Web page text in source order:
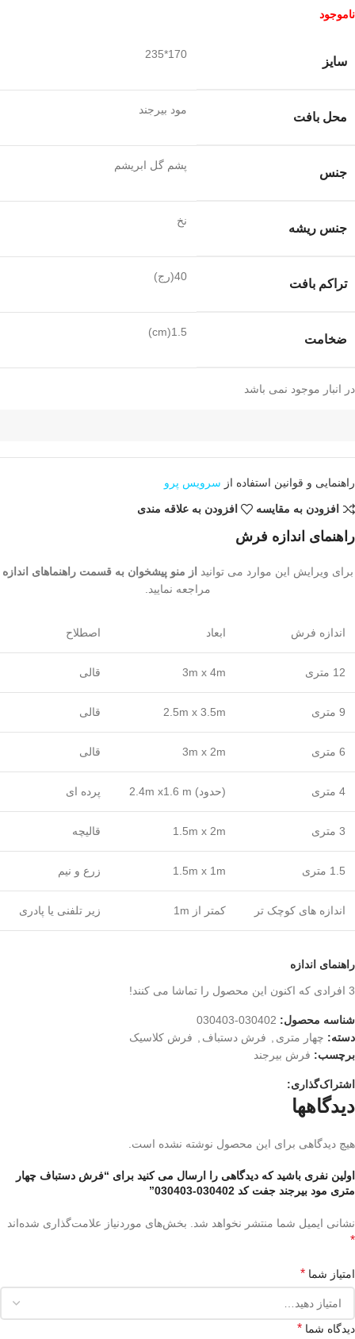
ناموجود
سایز
170*235
محل بافت
مود بیرجند
جنس
پشم گل ابریشم
جنس ریشه
نخ
تراکم بافت
40(رج)
ضخامت
1.5(cm)
در انبار موجود نمی باشد
راهنمایی و قوانین استفاده از سرویس پرو
افزودن به مقایسه افزودن به علاقه مندی
راهنمای اندازه فرش
برای ویرایش این موارد می توانید از منو پیشخوان به قسمت راهنماهای اندازه
مراجعه نمایید.
اندازه فرش ابعاد اصطلاح
12 متری 3m x 4m قالی
9 متری 2.5m x 3.5m قالی
6 متری 3m x 2m قالی
4 متری (حدود) 2.4m x1.6 m پرده ای
3 متری 1.5m x 2m قالیچه
1.5 متری 1.5m x 1m زرع و نیم
اندازه های کوچک تر کمتر از 1m زیر تلفنی یا پادری
راهنمای اندازه
3 افرادی که اکنون این محصول را تماشا می کنند!
شناسه محصول: 030402-030403
دسته: چهار متری فرش دستباف
فرش کلاسیک
برچسب: فرش بیرجند
اشتراک‌گذاری:
دیدگاهها
هیچ دیدگاهی برای این محصول نوشته نشده است.
اولین نفری باشید که دیدگاهی را ارسال می کنید برای “فرش دستباف چهار
متری مود بیرجند جفت کد 030402-030403”
نشانی ایمیل شما منتشر نخواهد شد. بخش‌های موردنیاز علامت‌گذاری شده‌اند
*
امتیاز شما *
دیدگاه شما *